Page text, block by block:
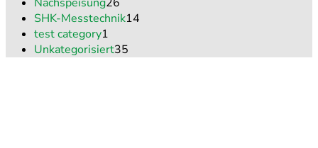
SHK-Messtechnik14
test category1
Unkategorisiert35